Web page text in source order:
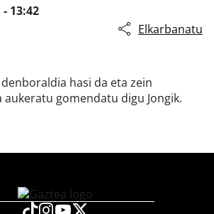
13:42
Elkarbanatu
hasi da eta zein
aukeratu gomendatu digu Jongik.